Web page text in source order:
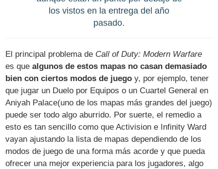
los vistos en la entrega del año
pasado.
El principal problema de Call of Duty: Modern Warfare
es quealgunos de estos mapas no casan demasiado
bien con ciertos modos de juego y, por ejemplo, tener
que jugar un Duelo por Equipos o un Cuartel General en
Aniyah Palace(uno de los mapas más grandes del juego)
puede ser todo algo aburrido. Por suerte, el remedio a
esto es tan sencillo como que Activision e Infinity Ward
vayan ajustando la lista de mapas dependiendo de los
modos de juego de una forma más acorde y que pueda
ofrecer una mejor experiencia para los jugadores, algo